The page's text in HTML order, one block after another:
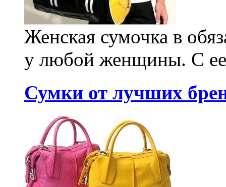
Женская сумочка в
у любой женщины. С
Сумки от лучших